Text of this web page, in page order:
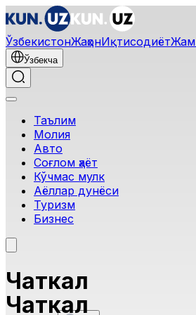
ЎзбекистонЖаҳонИқтисодиёт
Ўзбекча
Таълим
Молия
Авто
Соғлом ҳаёт
Кўчмас мулк
Аёллар дунёси
Туризм
Бизнес
Чаткал
Чаткал